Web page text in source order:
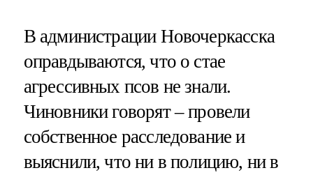
В администрации Новочеркасска
оправдываются, что о стае
агрессивных псов не знали.
Чиновники говорят – провели
собственное расследование и
выяснили, что ни в полицию, ни в